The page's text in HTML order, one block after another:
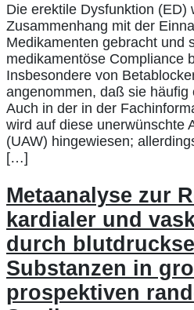
Die erektile Dysfunktion (ED)
Zusammenhang mit der
Medikamenten gebracht und
medikamentöse Compliance
Insbesondere von
angenommen, daß sie häufig
Auch in der in der
wird auf diese unerwünschte
(UAW) hingewiesen;
[…]
Metaanalyse zur
kardialer und
durch
Substanzen in
prospektiven